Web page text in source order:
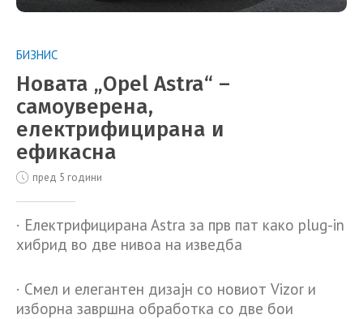
БИЗНИС
Новата „Opel Astra“ –
самоуверена,
електрифицирана и
ефикасна
пред 5 години
· Eлектрифициранa Astra за прв пат како plug-in
хибрид во две нивоа на изведба
· Смел и елегантен дизајн со новиот Vizor и
изборна завршна обработка со две бои